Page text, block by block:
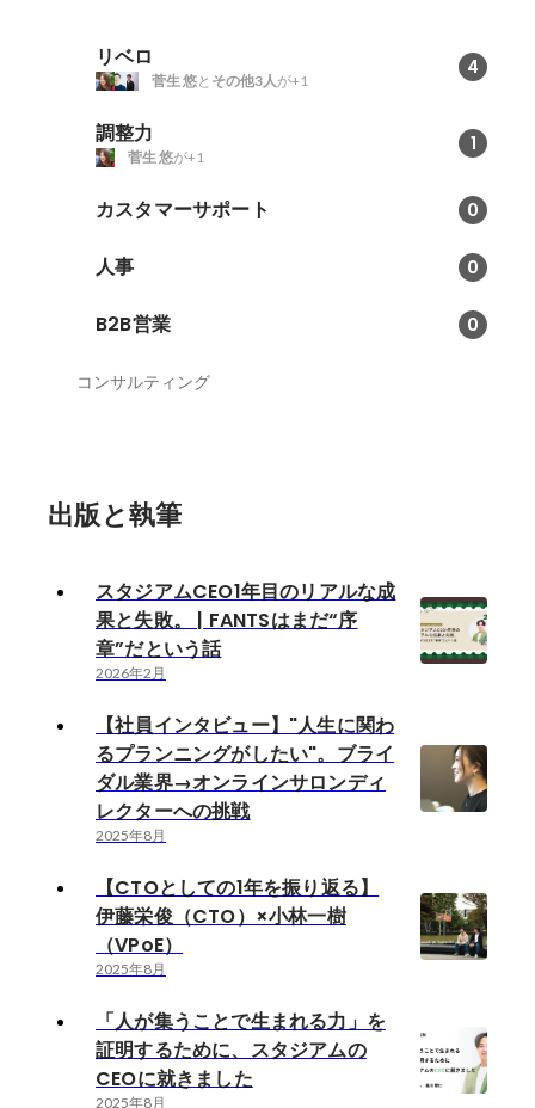
リベロ 4
菅生 悠と その他3人 が+1
調整力 1
菅生 悠が+1
カスタマーサポート 0
人事 0
B2B営業 0
コンサルティング
出版と執筆
スタジアムCEO1年目のリアルな成
果と失敗。 | FANTSはまだ“序
章”だという話
2026年2月
【社員インタビュー】"人生に関わ
るプランニングがしたい"。ブライ
ダル業界→オンラインサロンディ
レクターへの挑戦
2025年8月
【CTOとしての1年を振り返る】
伊藤栄俊（CTO）×小林一樹
（VPoE）
2025年8月
「人が集うことで生まれる力」を
証明するために、スタジアムの
CEOに就きました
2025年8月